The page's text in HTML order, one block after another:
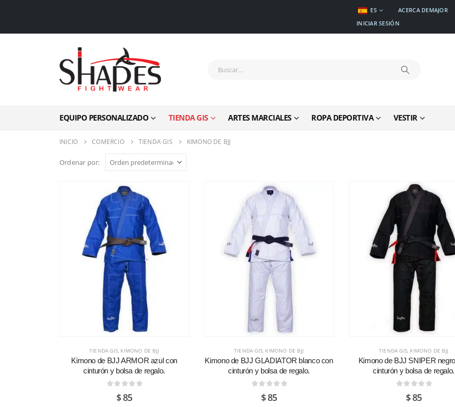
ES
ACERCA DEMAJOR
INICIAR SESIÓN
EQUIPO PERSONALIZADO TIENDA GIS ARTES MARCIALES ROPA DEPORTIVA VESTIR
INICIO COMERCIO TIENDA GIS KIMONO DE BJJ
Ordenar por:
TIENDA GIS KIMONO DE BJJ
Kimono de BJJ ARMOR azul con
cinturón y bolsa de regalo.
de 5
$85
TIENDA GIS KIMONO DE BJJ
Kimono de BJJ GLADIATOR blanco con
cinturón y bolsa de regalo.
de 5
$85
TIENDA GIS KIMONO DE BJJ
Kimono de BJJ SNIPER
cinturón y bolsa de regalo.
de 5
$85